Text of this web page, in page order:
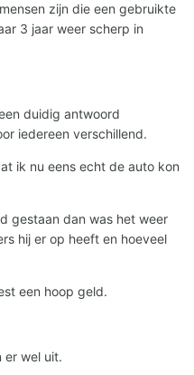
zijn die een gebruikte
3 jaar weer scherp in
duidig antwoord
iedereen verschillend.
ik nu eens echt de auto kon
gestaan dan was het weer
hij er op heeft en hoeveel
een hoop geld.
er wel uit.